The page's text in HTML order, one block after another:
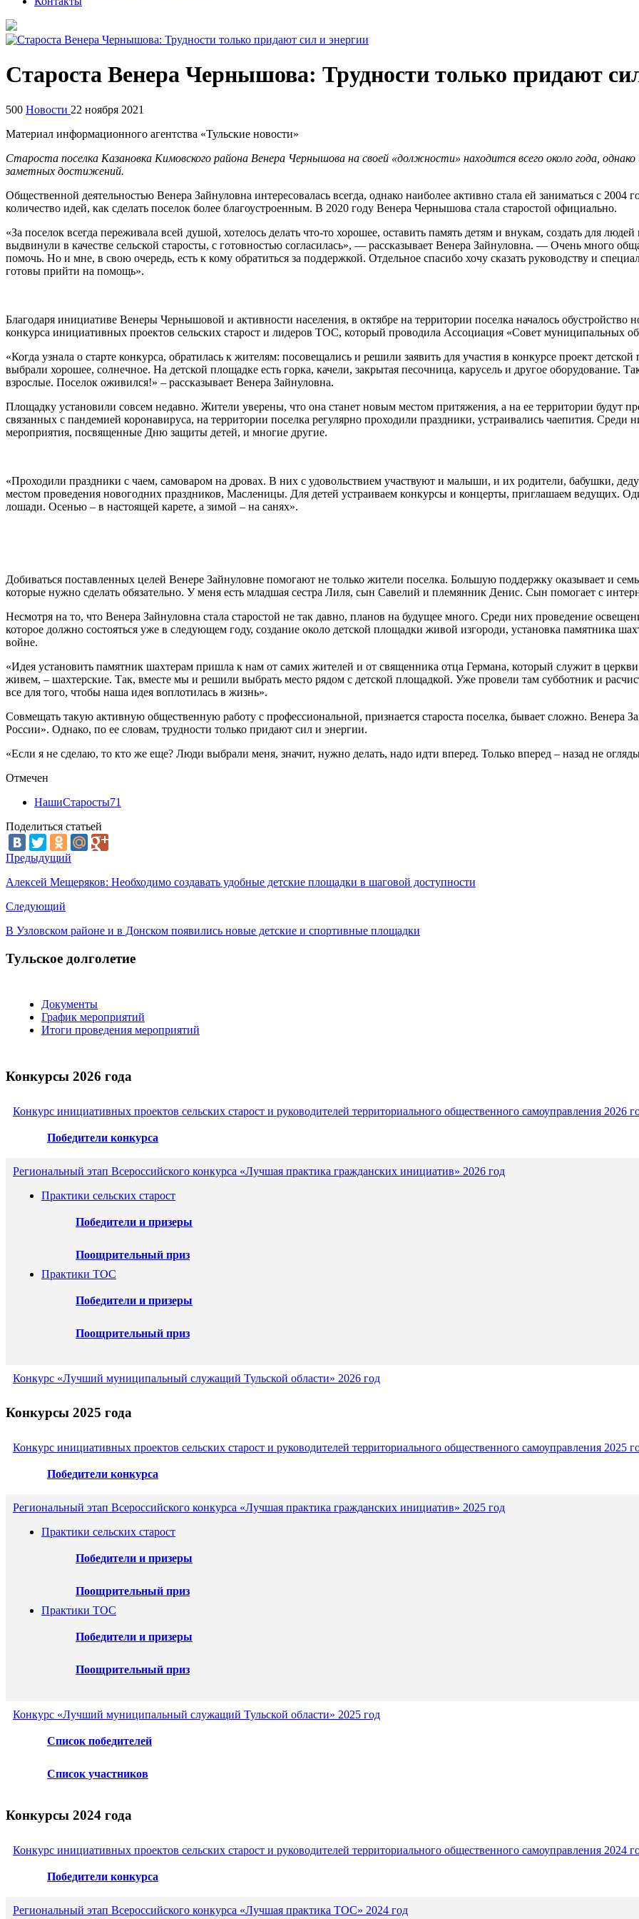
Староста Венера Чернышова: Трудности только придают
500 Новости 22 ноября 2021
Материал информационного агентства «Тульские новости»
Староста поселка Казановка Кимовского района Венера Чернышова на своей «должности» находится всего около года,
заметных достижений.
Общественной деятельностью Венера Зайнуловна интересовалась всегда, однако наиболее активно стала ей заниматься с
количество идей, как сделать поселок более благоустроенным. В 2020 году Венера Чернышова стала старостой официально.
«За поселок всегда переживала всей душой, хотелось делать что-то хорошее, оставить память детям и внукам, создать для
выдвинули в качестве сельской старосты, с готовностью согласилась», — рассказывает Венера Зайнуловна. — Очень много
помочь. Но и мне, в свою очередь, есть к кому обратиться за поддержкой. Отдельное спасибо хочу сказать руководству и
готовы прийти на помощь».
Благодаря инициативе Венеры Чернышовой и активности населения, в октябре на территории поселка началось
конкурса инициативных проектов сельских старост и лидеров ТОС, который проводила Ассоциация «Совет муниципальных
«Когда узнала о старте конкурса, обратилась к жителям: посовещались и решили заявить для участия в конкурсе проект
выбрали хорошее, солнечное. На детской площадке есть горка, качели, закрытая песочница, карусель и другое оборудование.
взрослые. Поселок оживился!» – рассказывает Венера Зайнуловна.
Площадку установили совсем недавно. Жители уверены, что она станет новым местом притяжения, а на ее территории будут
связанных с пандемией коронавируса, на территории поселка регулярно проходили праздники, устраивались чаепития. Среди
мероприятия, посвященные Дню защиты детей, и многие другие.
«Проходили праздники с чаем, самоваром на дровах. В них с удовольствием участвуют и малыши, и их родители, бабушки,
местом проведения новогодних праздников, Масленицы. Для детей устраиваем конкурсы и концерты, приглашаем ведущих.
лошади. Осенью – в настоящей карете, а зимой – на санях».
Добиваться поставленных целей Венере Зайнуловне помогают не только жители поселка. Большую поддержку оказывает и
которые нужно сделать обязательно. У меня есть младшая сестра Лиля, сын Савелий и племянник Денис. Сын помогает с
Несмотря на то, что Венера Зайнуловна стала старостой не так давно, планов на будущее много. Среди них проведение
которое должно состояться уже в следующем году, создание около детской площадки живой изгороди, установка памятника
войне.
«Идея установить памятник шахтерам пришла к нам от самих жителей и от священника отца Германа, который служит в
живем, – шахтерские. Так, вместе мы и решили выбрать место рядом с детской площадкой. Уже провели там субботник и
все для того, чтобы наша идея воплотилась в жизнь».
Совмещать такую активную общественную работу с профессиональной, признается староста поселка, бывает сложно. Венера
России». Однако, по ее словам, трудности только придают сил и энергии.
«Если я не сделаю, то кто же еще? Люди выбрали меня, значит, нужно делать, надо идти вперед. Только вперед – назад не
Отмечен
НашиСтаросты71
Поделиться статьей
Предыдущий
Алексей Мещеряков: Необходимо создавать удобные детские площадки в шаговой доступности
Следующий
В Узловском районе и в Донском появились новые детские и спортивные площадки
Тульское долголетие
Документы
График мероприятий
Итоги проведения мероприятий
Конкурсы 2026 года
Конкурс инициативных проектов сельских старост и руководителей территориального общественного самоуправления 2026
Победители конкурса
Региональный этап Всероссийского конкурса «Лучшая практика гражданских инициатив» 2026 год
Практики сельских старост
Победители и призеры
Поощрительный приз
Практики ТОС
Победители и призеры
Поощрительный приз
Конкурс «Лучший муниципальный служащий Тульской области» 2026 год
Конкурсы 2025 года
Конкурс инициативных проектов сельских старост и руководителей территориального общественного самоуправления 2025
Победители конкурса
Региональный этап Всероссийского конкурса «Лучшая практика гражданских инициатив» 2025 год
Практики сельских старост
Победители и призеры
Поощрительный приз
Практики ТОС
Победители и призеры
Поощрительный приз
Конкурс «Лучший муниципальный служащий Тульской области» 2025 год
Список победителей
Список участников
Конкурсы 2024 года
Конкурс инициативных проектов сельских старост и руководителей территориального общественного самоуправления 2024
Победители конкурса
Региональный этап Всероссийского конкурса «Лучшая практика ТОС» 2024 год